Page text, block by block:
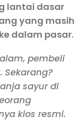
lantai dasar
yang masih
dalam pasar.
pembeli
sayur di
kios resmi.